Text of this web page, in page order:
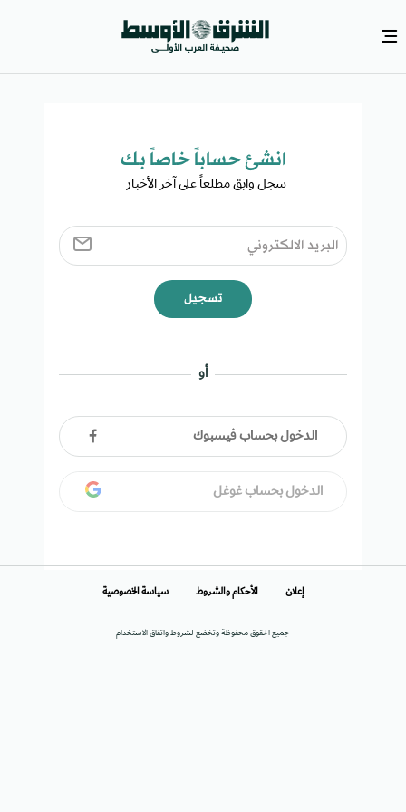
انشئ حساباً خاصاً بك​
سجل وابق مطلعاً على آخر الأخبار ​
تسجيل
أو
الدخول بحساب فيسبوك
الدخول بحساب غوغل
جميع الحقوق محفوظة وتخضع لشروط واتفاق الاستخدام
إعلان الأحكام والشروط سياسة الخصوصية